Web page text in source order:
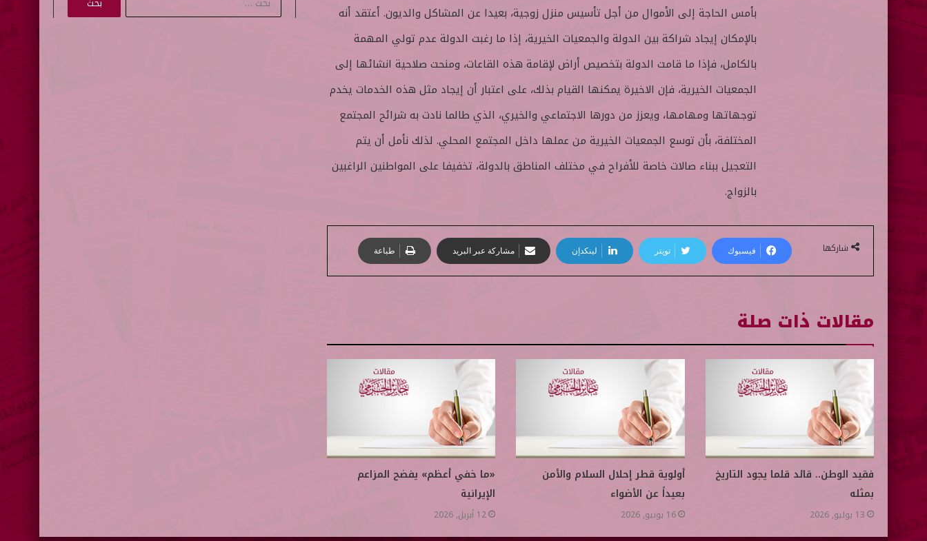
بأمس الحاجة إلى الأموال من أجل تأسيس منزل زوجية، بعيدا عن المشاكل والديون. أعتقد أنه
بالإمكان إيجاد شراكة بين الدولة والجمعيات الخيرية، إذا ما رغبت الدولة عدم تولي المهمة
بالكامل، فإذا ما قامت الدولة بتخصيص أراض لإقامة هذه القاعات، ومنحت صلاحية انشائها إلى
الجمعيات الخيرية، فإن الاخيرة يمكنها القيام بذلك، على اعتبار أن إيجاد مثل هذه الخدمات يخدم
توجهاتها ومهامها، ويعزز من دورها الاجتماعي والخيري، الذي طالما نادت به شرائح المجتمع
المختلفة، بأن توسع الجمعيات الخيرية من عملها داخل المجتمع المحلي. لذلك نأمل أن يتم
التعجيل ببناء صالات خاصة للأفراح في مختلف المناطق بالدولة، تخفيفا على المواطنين الراغبين
بالزواج.
شاركها فيسبوك تويتر لينكدإن مشاركة عبر البريد طباعة
مقالات ذات صلة
فقيد الوطن.. قائد قلما يجود التاريخ
بمثله
13 يوليو, 2026
أولوية قطر إحلال السلام والأمن
بعيداً عن الأضواء
16 يونيو, 2026
«ما خفي أعظم» يفضح المزاعم
الإيرانية
12 أبريل, 2026